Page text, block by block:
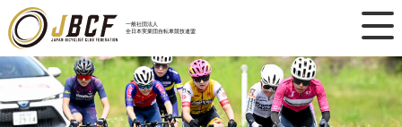
一般社団法人
全日本実業団自転車競技連盟
×
ニュース
レース日程